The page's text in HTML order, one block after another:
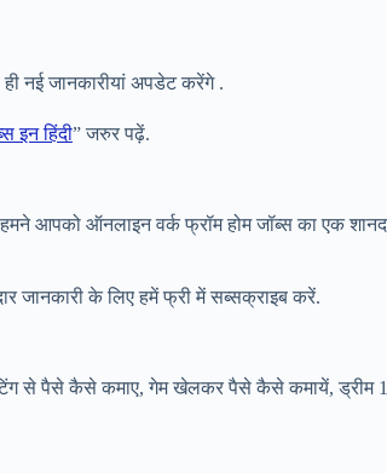
नई जानकारीयां अपडेट करेंगे .
इन हिंदी” जरुर पढ़ें.
आपको ऑनलाइन वर्क फ्रॉम होम जॉब्स का एक
जानकारी के लिए हमें फ्री में सब्सक्राइब करें.
से पैसे कैसे कमाए, गेम खेलकर पैसे कैसे कमायें,